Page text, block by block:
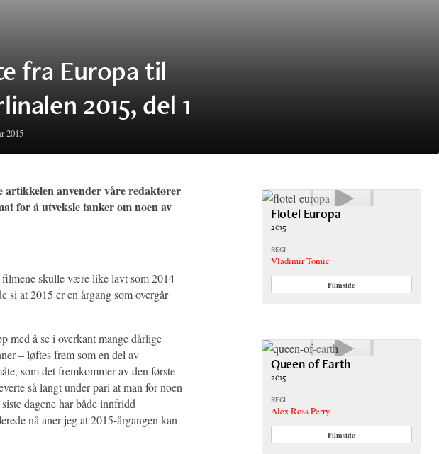
fra Europa til
2015, del 1
2015
artikkelen anvender våre redaktører
for å utveksle tanker om noen av
skulle være like lavt som 2014-
si at 2015 er en årgang som overgår
med å se i overkant mange dårlige
– løftes frem som en del av
som det fremkommer av den første
så langt under pari at man for noen
dagene har både innfridd
nå aner jeg at 2015-årgangen kan
Flotel Europa
2015
REGI
Vladimir Tomic
Filmside
Queen of Earth
2015
REGI
Alex Ross Perry
Filmside